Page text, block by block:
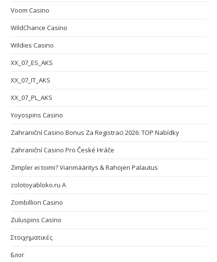
Voom Casino
WildChance Casino
Wildies Casino
XX_07_ES_AKS
XX_07_IT_AKS
XX_07_PL_AKS
Yoyospins Casino
Zahraniční Casino Bonus Za Registraci 2026: TOP Nabídky
Zahraniční Casino Pro České Hráče
Zimpler ei toimi? Vianmääritys & Rahojen Palautus
zolotoyabloko.ru A
Zombillion Casino
Zuluspins Casino
Στοιχηματικές
Блог